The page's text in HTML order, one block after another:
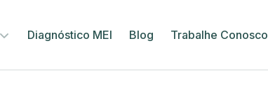
Diagnóstico MEI Blog Trabalhe Conosco